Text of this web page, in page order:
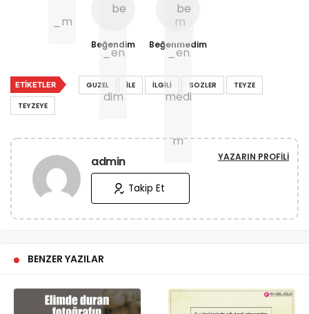
Beğendim Beğenmedim
ETIKETLER GUZEL İLE İLGILI SOZLER
TEYZE
TEYZEYE
admin YAZARIN PROFILI
Takip Et
BENZER YAZILAR